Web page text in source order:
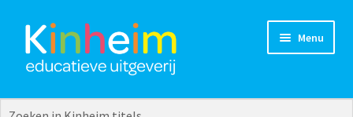
Ga
door
naar
Ga
naar
de
Menu
Vakgebieden Groepen